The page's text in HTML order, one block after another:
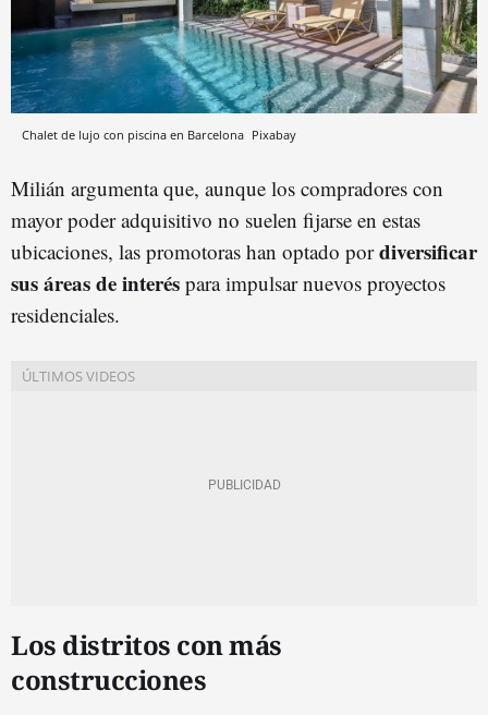
Chalet de lujo con piscina en Barcelona Pixabay
Milián argumenta que, aunque los compradores con
mayor poder adquisitivo no suelen fijarse en estas
ubicaciones, las promotoras han optado pordiversificar
sus áreas de interés para impulsar nuevos proyectos
residenciales.
Los distritos con más
construcciones